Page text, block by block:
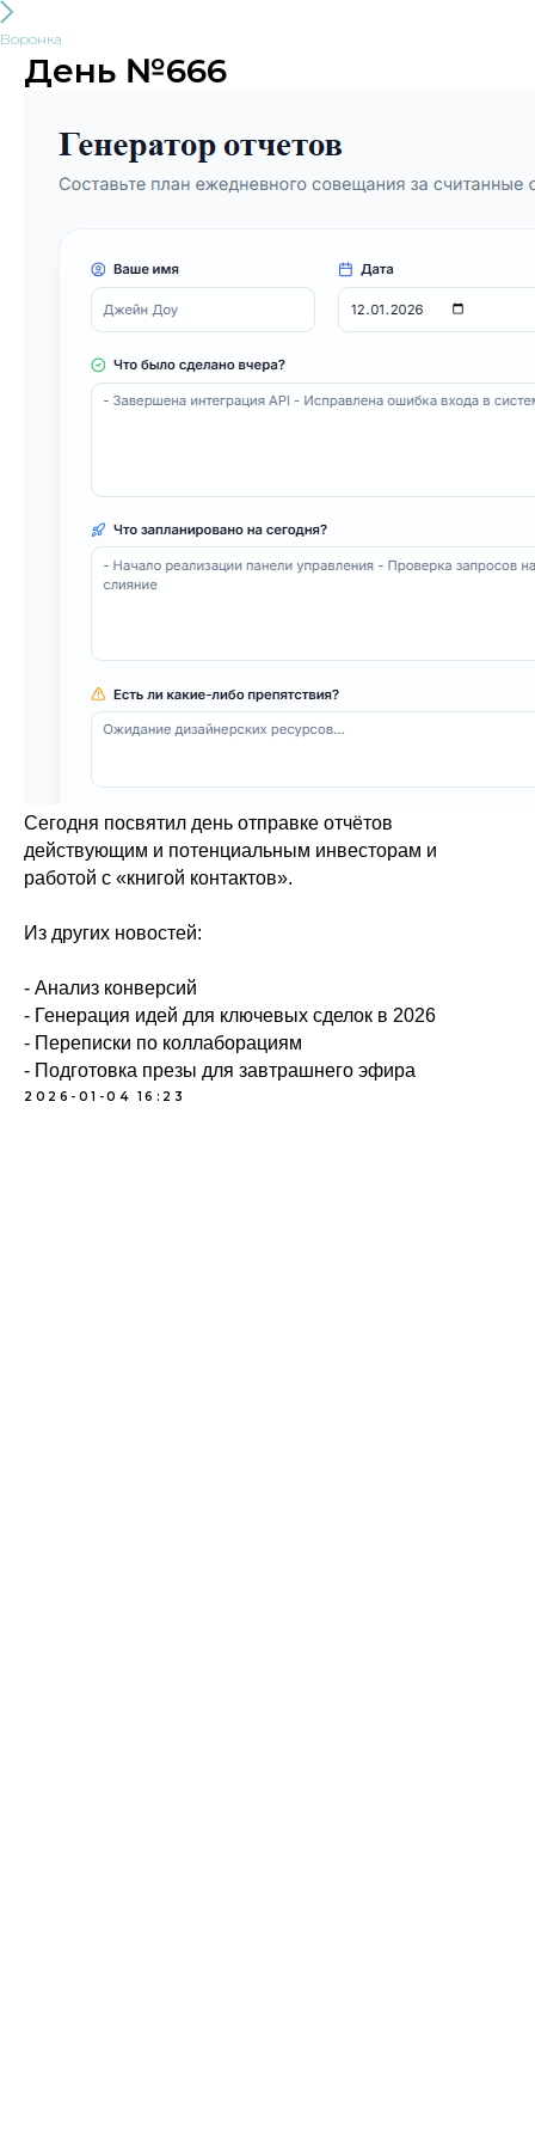
Воронка
День №666
Сегодня посвятил день отправке отчётов
действующим и потенциальным инвесторам и
работой с «книгой контактов».
Из других новостей:
- Анализ конверсий
- ⁠Генерация идей для ключевых сделок в 2026
- ⁠Переписки по коллаборациям
- ⁠Подготовка презы для завтрашнего эфира
2026-01-04 16:23